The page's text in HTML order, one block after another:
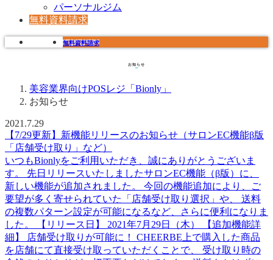
パーソナルジム
無料資料請求
無料資料請求
お知らせ
お知らせ
2021.7.29
【7/29更新】新機能リリースのお知らせ（サロンEC機能β版
「店舗受け取り」など）
いつもBionlyをご利用いただき、誠にありがとうございま
す。 先日リリースいたしましたサロンEC機能（β版）に、
新しい機能が追加されました。 今回の機能追加により、ご
要望が多く寄せられていた「店舗受け取り選択」や、 送料
の複数パターン設定が可能になるなど、さらに便利になりま
した。 【リリース日】 2021年7月29日（木） 【追加機能詳
細】 店舗受け取りが可能に！ CHEERBE上で購入した商品
を店舗にて直接受け取っていただくことで、 受け取り時の